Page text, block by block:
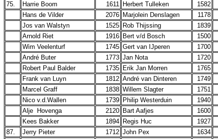
75.
Harrie Boom 1611 Herbert Tulleken
1582
Hans de Vilder
2076 Marjolein Denslagen
1178
Jos van Walstyn
1525 Rob Thijssing
1839
Arnold Riet
1916 Bert v/d Bosch
1500
Wim Veelenturf
1745 Gert van IJperen
1700
André Buter
1773 Jan Nota
1720
Robert Paul Balder
1735 Erik Jan Morren
1765
Frank van Luyn
1812 André van Dinteren
1749
Marcel Graff
1838 Willem Slagter
1751
Nico v.d.Wallen
1739 Philip Westerduin
1940
Alje Hovenga
2120 Bart Aafjes
1600
Kees Bakker
1894 Regis Huc
1927
87.
Jerry Pieter 1712 John Pex
1634